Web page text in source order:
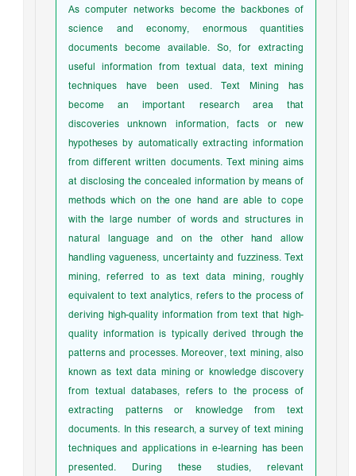
As computer networks become the backbones of
science and economy, enormous quantities
documents become available. So, for extracting
useful information from textual data, text mining
techniques have been used. Text Mining has
become an important research area that
discoveries unknown information, facts or new
hypotheses by automatically extracting information
from different written documents. Text mining aims
at disclosing the concealed information by means of
methods which on the one hand are able to cope
with the large number of words and structures in
natural language and on the other hand allow
handling vagueness, uncertainty and fuzziness. Text
mining, referred to as text data mining, roughly
equivalent to text analytics, refers to the process of
deriving high-quality information from text that high-
quality information is typically derived through the
patterns and processes. Moreover, text mining, also
known as text data mining or knowledge discovery
from textual databases, refers to the process of
extracting patterns or knowledge from text
documents. In this research, a survey of text mining
techniques and applications in e-learning has been
presented. During these studies, relevant